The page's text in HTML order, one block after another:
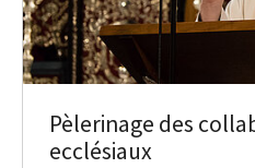
Pèlerinage des
ecclésiaux